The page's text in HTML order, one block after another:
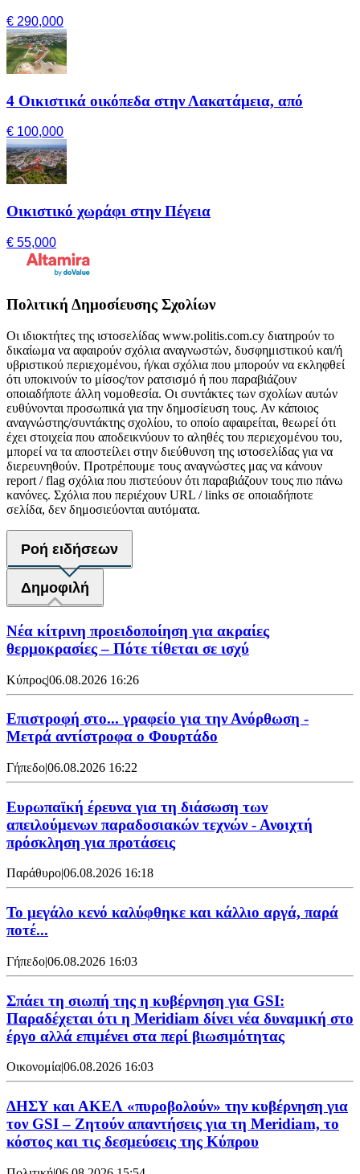
€ 290,000
4 Οικιστικά οικόπεδα στην Λακατάμεια, από
€ 100,000
Οικιστικό χωράφι στην Πέγεια
€ 55,000
Πολιτική Δημοσίευσης Σχολίων
Οι ιδιοκτήτες της ιστοσελίδας www.politis.com.cy διατηρούν το
δικαίωμα να αφαιρούν σχόλια αναγνωστών, δυσφημιστικού και/ή
υβριστικού περιεχομένου, ή/και σχόλια που μπορούν να εκληφθεί
ότι υποκινούν το μίσος/τον ρατσισμό ή που παραβιάζουν
οποιαδήποτε άλλη νομοθεσία. Οι συντάκτες των σχολίων αυτών
ευθύνονται προσωπικά για την δημοσίευση τους. Αν κάποιος
αναγνώστης/συντάκτης σχολίου, το οποίο αφαιρείται, θεωρεί ότι
έχει στοιχεία που αποδεικνύουν το αληθές του περιεχομένου του,
μπορεί να τα αποστείλει στην διεύθυνση της ιστοσελίδας για να
διερευνηθούν. Προτρέπουμε τους αναγνώστες μας να κάνουν
report / flag σχόλια που πιστεύουν ότι παραβιάζουν τους πιο πάνω
κανόνες. Σχόλια που περιέχουν URL / links σε οποιαδήποτε
σελίδα, δεν δημοσιεύονται αυτόματα.
Ροή ειδήσεων
Δημοφιλή
Νέα κίτρινη προειδοποίηση για ακραίες
θερμοκρασίες – Πότε τίθεται σε ισχύ
Κύπρος|06.08.2026 16:26
Επιστροφή στο... γραφείο για την Ανόρθωση -
Μετρά αντίστροφα ο Φουρτάδο
Γήπεδο|06.08.2026 16:22
Ευρωπαϊκή έρευνα για τη διάσωση των
απειλούμενων παραδοσιακών τεχνών - Ανοιχτή
πρόσκληση για προτάσεις
Παράθυρο06.08.2026 16:18
Το μεγάλο κενό καλύφθηκε και κάλλιο αργά, παρά
ποτέ...
Γήπεδο|06.08.2026 16:03
Σπάει τη σιωπή της η κυβέρνηση για GSI:
Παραδέχεται ότι η Meridiam δίνει νέα δυναμική στο
έργο αλλά επιμένει στα περί βιωσιμότητας
Οικονομία|06.08.2026 16:03
ΔΗΣΥ και ΑΚΕΛ «πυροβολούν» την κυβέρνηση για
τον GSI – Ζητούν απαντήσεις για τη Meridiam, το
κόστος και τις δεσμεύσεις της Κύπρου